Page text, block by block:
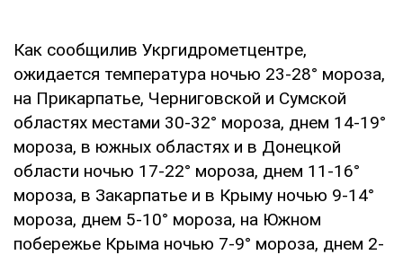
Как сообщилив Укргидрометцентре,
ожидается температура ночью 23-28° мороза,
на Прикарпатье, Черниговской и Сумской
областях местами 30-32° мороза, днем 14-19°
мороза, в южных областях и в Донецкой
области ночью 17-22° мороза, днем 11-16°
мороза, в Закарпатье и в Крыму ночью 9-14°
мороза, днем 5-10° мороза, на Южном
побережье Крыма ночью 7-9° мороза, днем 2-